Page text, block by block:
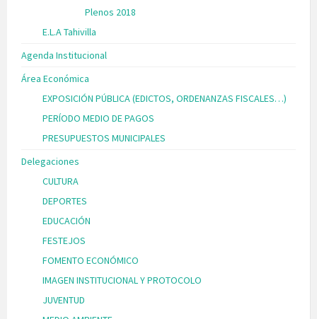
Plenos 2018
E.L.A Tahivilla
Agenda Institucional
Área Económica
EXPOSICIÓN PÚBLICA (EDICTOS, ORDENANZAS FISCALES…)
PERÍODO MEDIO DE PAGOS
PRESUPUESTOS MUNICIPALES
Delegaciones
CULTURA
DEPORTES
EDUCACIÓN
FESTEJOS
FOMENTO ECONÓMICO
IMAGEN INSTITUCIONAL Y PROTOCOLO
JUVENTUD